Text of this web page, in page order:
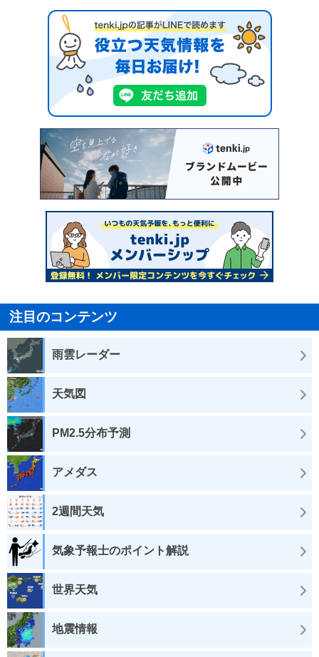
注目のコンテンツ
雨雲レーダー
天気図
PM2.5分布予測
アメダス
2週間天気
気象予報士のポイント解説
世界天気
地震情報